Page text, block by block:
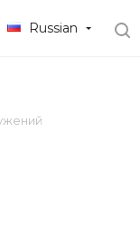
Russian